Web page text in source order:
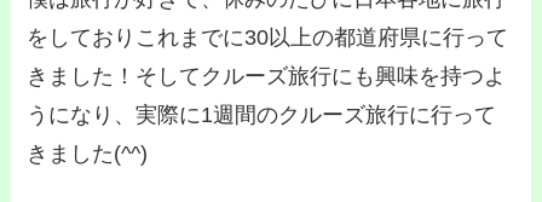
をしておりこれまでに30以上の都道府県に行って
きました！そしてクルーズ旅行にも興味を持つよ
うになり、実際に1週間のクルーズ旅行に行って
きました(^^)